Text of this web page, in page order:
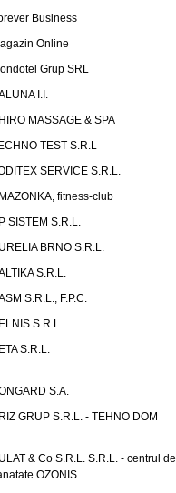
Business
Online
Grup SRL
I.I.
MASSAGE & SPA
TEST S.R.L
SERVICE S.R.L.
fitness-club
SISTEM S.R.L.
BRNO S.R.L.
S.R.L.
S.R.L., F.P.C.
S.R.L.
S.R.L.
S.A.
GRUP S.R.L. - TEHNO DOM
& Co S.R.L. S.R.L. - centrul de
OZONIS